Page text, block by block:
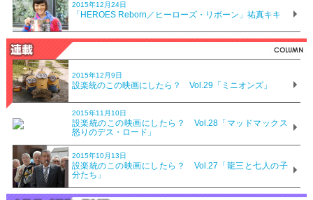
2015年12月24日
「HEROES Reborn／ヒーローズ・リボーン」祐真キキ
2015年12月9日
設楽統のこの映画にしたら？ Vol.29「ミニオンズ」
2015年11月10日
設楽統のこの映画にしたら？ Vol.28「マッドマックス
怒りのデス・ロード」
2015年10月13日
設楽統のこの映画にしたら？ Vol.27「龍三と七人の子
分たち」